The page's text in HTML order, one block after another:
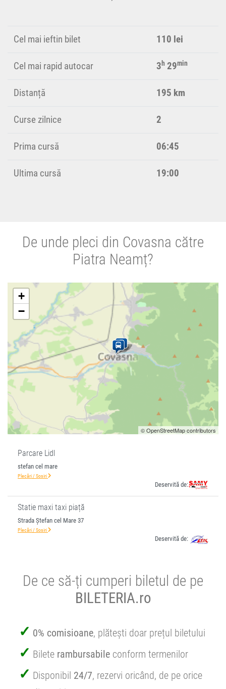
Cel mai ieftin bilet 110 lei
Cel mai rapid autocar 3h 29min
Distanță 195 km
Curse zilnice 2
Prima cursă 06:45
Ultima cursă 19:00
De unde pleci din Covasna către
Piatra Neamț?
+
−
© OpenStreetMap contributors
Parcare Lidl
stefan cel mare
Plecări / Sosiri
Deservită de:
Statie maxi taxi piață
Strada Ștefan cel Mare 37
Plecări / Sosiri
Deservită de:
De ce să-ți cumperi biletul de pe
BILETERIA.ro
0% comisioane, plătești doar prețul biletului
Bilete rambursabile conform termenilor
Disponibil 24/7, rezervi oricând, de pe orice